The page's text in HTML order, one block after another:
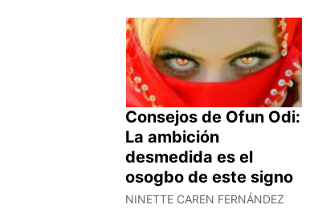
Consejos de Ofun Odi:
La ambición
desmedida es el
osogbo de este signo
NINETTE CAREN FERNÁNDEZ